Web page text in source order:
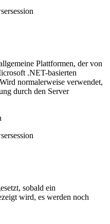
Plattformen, der von
.NET-basierten
normalerweise verwendet,
durch den Server
sobald ein
wird, es werden noch